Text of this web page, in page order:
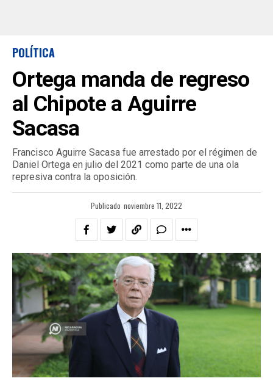
POLÍTICA
Ortega manda de regreso
al Chipote a Aguirre
Sacasa
Francisco Aguirre Sacasa fue arrestado por el régimen de
Daniel Ortega en julio del 2021 como parte de una ola
represiva contra la oposición.
Publicado noviembre 11, 2022